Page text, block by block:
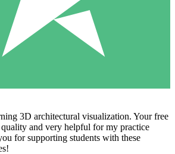
3D architectural visualization. Your free
quality and very helpful for my practice
for supporting students with these